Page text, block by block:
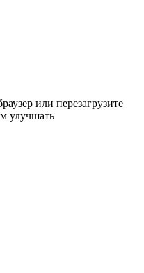
или перезагрузите
улучшать